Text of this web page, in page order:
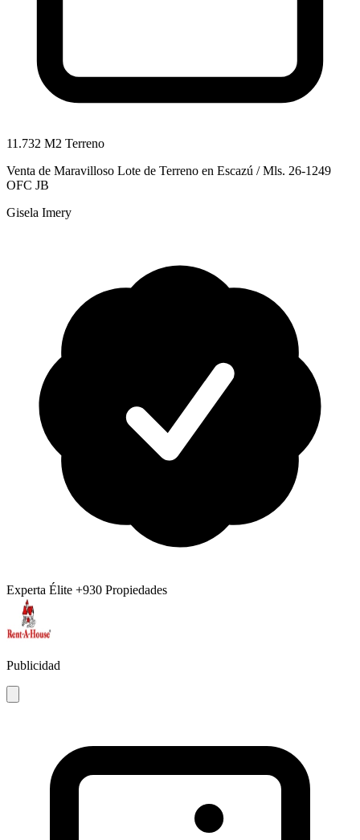
11.732 M2 Terreno
Venta de Maravilloso Lote de Terreno en Escazú / Mls. 26-1249
OFC JB
Gisela Imery
Experta Élite +930 Propiedades
Publicidad